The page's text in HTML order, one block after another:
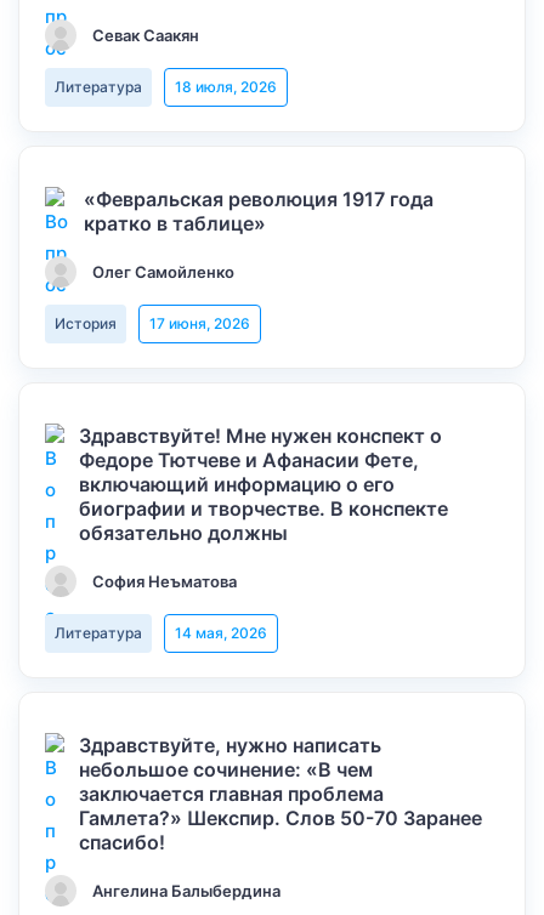
Севак Саакян
Литература 18 июля, 2026
«Февральская революция 1917 года
кратко в таблице»
Олег Самойленко
История 17 июня, 2026
Здравствуйте! Мне нужен конспект о
Федоре Тютчеве и Афанасии Фете,
включающий информацию о его
биографии и творчестве. В конспекте
обязательно должны
София Неъматова
Литература 14 мая, 2026
Здравствуйте, нужно написать
небольшое сочинение: «В чем
заключается главная проблема
Гамлета?» Шекспир. Слов 50-70 Заранее
спасибо!
Ангелина Балыбердина